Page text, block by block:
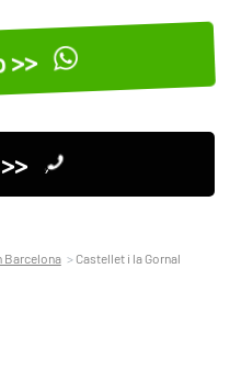
>>
Barcelona Castellet i la Gornal